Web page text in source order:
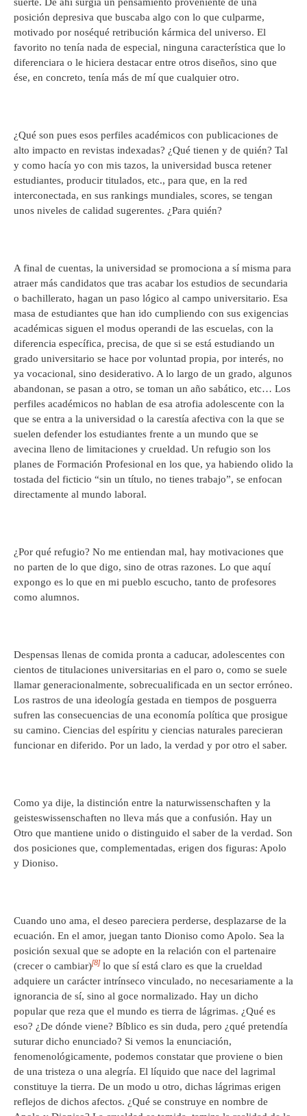
posición depresiva que buscaba algo con lo que culparme,
motivado por noséqué retribución kármica del universo. El
favorito no tenía nada de especial, ninguna característica que lo
diferenciara o le hiciera destacar entre otros diseños, sino que
ése, en concreto, tenía más de mí que cualquier otro.
¿Qué son pues esos perfiles académicos con publicaciones de
alto impacto en revistas indexadas? ¿Qué tienen y de quién? Tal
y como hacía yo con mis tazos, la universidad busca retener
estudiantes, producir titulados, etc., para que, en la red
interconectada, en sus rankings mundiales, scores, se tengan
unos niveles de calidad sugerentes. ¿Para quién?
A final de cuentas, la universidad se promociona a sí misma para
atraer más candidatos que tras acabar los estudios de secundaria
o bachillerato, hagan un paso lógico al campo universitario. Esa
masa de estudiantes que han ido cumpliendo con sus exigencias
académicas siguen el modus operandi de las escuelas, con la
diferencia específica, precisa, de que si se está estudiando un
grado universitario se hace por voluntad propia, por interés, no
ya vocacional, sino desiderativo. A lo largo de un grado, algunos
abandonan, se pasan a otro, se toman un año sabático, etc… Los
perfiles académicos no hablan de esa atrofia adolescente con la
que se entra a la universidad o la carestía afectiva con la que se
suelen defender los estudiantes frente a un mundo que se
avecina lleno de limitaciones y crueldad. Un refugio son los
planes de Formación Profesional en los que, ya habiendo olido la
tostada del ficticio “sin un título, no tienes trabajo”, se enfocan
directamente al mundo laboral.
¿Por qué refugio? No me entiendan mal, hay motivaciones que
no parten de lo que digo, sino de otras razones. Lo que aquí
expongo es lo que en mi pueblo escucho, tanto de profesores
como alumnos.
Despensas llenas de comida pronta a caducar, adolescentes con
cientos de titulaciones universitarias en el paro o, como se suele
llamar generacionalmente, sobrecualificada en un sector erróneo.
Los rastros de una ideología gestada en tiempos de posguerra
sufren las consecuencias de una economía política que prosigue
su camino. Ciencias del espíritu y ciencias naturales parecieran
funcionar en diferido. Por un lado, la verdad y por otro el saber.
Como ya dije, la distinción entre la naturwissenschaften y la
geisteswissenschaften no lleva más que a confusión. Hay un
Otro que mantiene unido o distinguido el saber de la verdad. Son
dos posiciones que, complementadas, erigen dos figuras: Apolo
y Dioniso.
Cuando uno ama, el deseo pareciera perderse, desplazarse de la
ecuación. En el amor, juegan tanto Dioniso como Apolo. Sea la
posición sexual que se adopte en la relación con el partenaire
(crecer o cambiar)[8] lo que sí está claro es que la crueldad
adquiere un carácter intrínseco vinculado, no necesariamente a la
ignorancia de sí, sino al goce normalizado. Hay un dicho
popular que reza que el mundo es tierra de lágrimas. ¿Qué es
eso? ¿De dónde viene? Bíblico es sin duda, pero ¿qué pretendía
suturar dicho enunciado? Si vemos la enunciación,
fenomenológicamente, podemos constatar que proviene o bien
de una tristeza o una alegría. El líquido que nace del lagrimal
constituye la tierra. De un modo u otro, dichas lágrimas erigen
reflejos de dichos afectos. ¿Qué se construye en nombre de